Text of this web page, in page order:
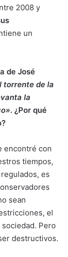
2008 y
un
de José
torrente de la
la
. ¿Por qué
encontré con
tiempos,
es
sean
el
Pero
destructivos.